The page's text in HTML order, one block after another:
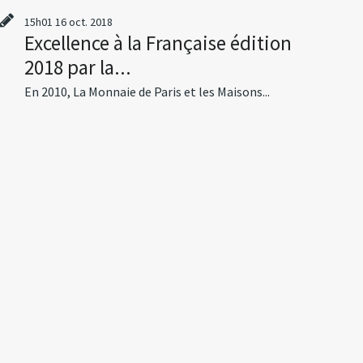
15h01 16oct. 2018
Excellence à la Française édition
2018 par la...
En 2010, La Monnaie de Paris et les Maisons...